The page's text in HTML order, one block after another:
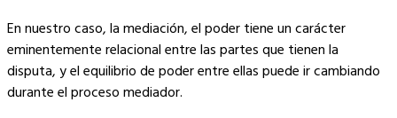
En nuestro caso, la mediación, el poder tiene un carácter
eminentemente relacional entre las partes que tienen la
disputa, y el equilibrio de poder entre ellas puede ir cambiando
durante el proceso mediador.